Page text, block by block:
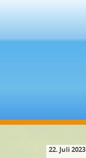
22. Juli 2023